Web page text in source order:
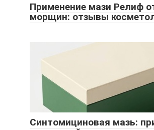
Применение мази Релиф
морщин: отзывы
Синтомициновая мазь: